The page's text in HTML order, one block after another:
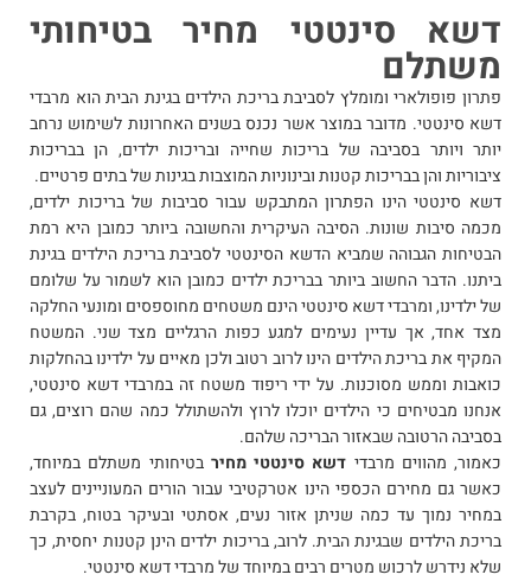
דשא סינטטי מחיר בטיחותי
משתלם
פתרון פופולארי ומומלץ לסביבת בריכת הילדים בגינת הבית הוא מרבדי
דשא סינטטי. מדובר במוצר אשר נכנס בשנים האחרונות לשימוש נרחב
יותר ויותר בסביבה של בריכות שחייה ובריכות ילדים, הן בבריכות
ציבוריות והן בבריכות קטנות ובינוניות המוצבות בגינות של בתים פרטיים.
דשא סינטטי הינו הפתרון המתבקש עבור סביבות של בריכות ילדים,
מכמה סיבות שונות. הסיבה העיקרית והחשובה ביותר כמובן היא רמת
הבטיחות הגבוהה שמביא הדשא הסינטטי לסביבת בריכת הילדים בגינת
ביתנו. הדבר החשוב ביותר בבריכת ילדים כמובן הוא לשמור על שלומם
של ילדינו, ומרבדי דשא סינטטי הינם משטחים מחוספסים ומונעי החלקה
מצד אחד, אך עדיין נעימים למגע כפות הרגליים מצד שני. המשטח
המקיף את בריכת הילדים הינו לרוב רטוב ולכן מאיים על ילדינו בהחלקות
כואבות וממש מסוכנות. על ידי ריפוד משטח זה במרבדי דשא סינטטי,
אנחנו מבטיחים כי הילדים יוכלו לרוץ ולהשתולל כמה שהם רוצים, גם
בסביבה הרטובה שבאזור הבריכה שלהם.
כאמור, מהווים מרבדי דשא סינטטי מחיר בטיחותי משתלם במיוחד,
כאשר גם מחירם הכספי הינו אטרקטיבי עבור הורים המעוניינים לעצב
במחיר נמוך עד כמה שניתן אזור נעים, אסתטי ובעיקר בטוח, בקרבת
בריכת הילדים שבגינת הבית. לרוב, בריכות ילדים הינן קטנות יחסית, כך
שלא נידרש לרכוש מטרים רבים במיוחד של מרבדי דשא סינטטי.